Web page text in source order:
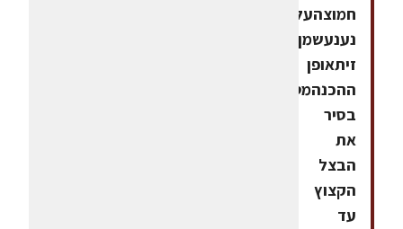
חמוצהעלי
נענעשמן
זיתאופן
ההכנהמטגנים
בסיר
את
הבצל
הקצוץ
עד